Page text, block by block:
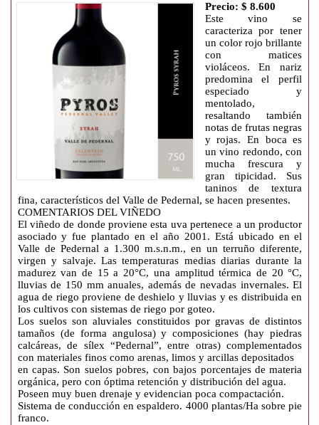
Precio: $ 8.600
Este vino se
caracteriza por tener
un color rojo brillante
con matices
violáceos. En nariz
predomina el perfil
especiado y
mentolado,
resaltando también
notas de frutas negras
y rojas. En boca es
un vino redondo, con
mucha frescura y
gran tipicidad. Sus
taninos de textura
fina, característicos del Valle de Pedernal, se hacen presentes.
COMENTARIOS DEL VIÑEDO
El viñedo de donde proviene esta uva pertenece a un productor
asociado y fue plantado en el año 2001. Está ubicado en el
Valle de Pedernal a 1.300 m.s.n.m., en un terruño diferente,
virgen y salvaje. Las temperaturas medias diarias durante la
madurez van de 15 a 20°C, una amplitud térmica de 20 °C,
lluvias de 150 mm anuales, además de nevadas invernales. El
agua de riego proviene de deshielo y lluvias y es distribuida en
los cultivos con sistemas de riego por goteo.
Los suelos son aluviales constituidos por gravas de distintos
tamaños (de forma angulosa) y composiciones (hay piedras
calcáreas, de sílex “Pedernal”, entre otras) complementados
con materiales finos como arenas, limos y arcillas depositados
en capas. Son suelos pobres, con bajos porcentajes de materia
orgánica, pero con óptima retención y distribución del agua.
Poseen muy buen drenaje y evidencian poca compactación.
Sistema de conducción en espaldero. 4000 plantas/Ha sobre pie
franco.